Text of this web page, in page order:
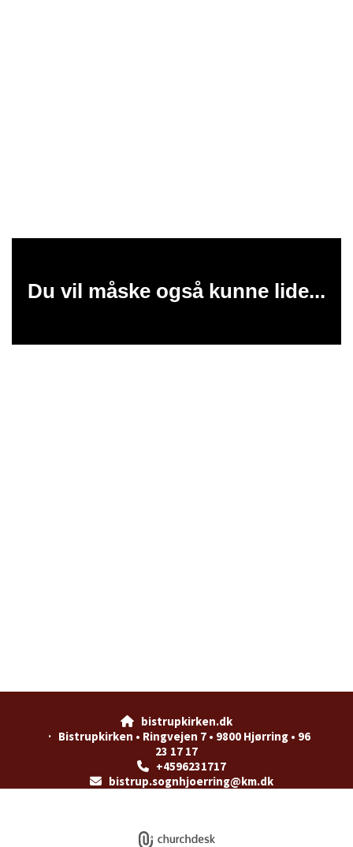
Du vil måske også kunne lide...

bistrupkirken.dk
· Bistrupkirken • Ringvejen 7 • 9800 Hjørring • 96
23 17 17
+4596231717
bistrup.sognhjoerring@km.dk